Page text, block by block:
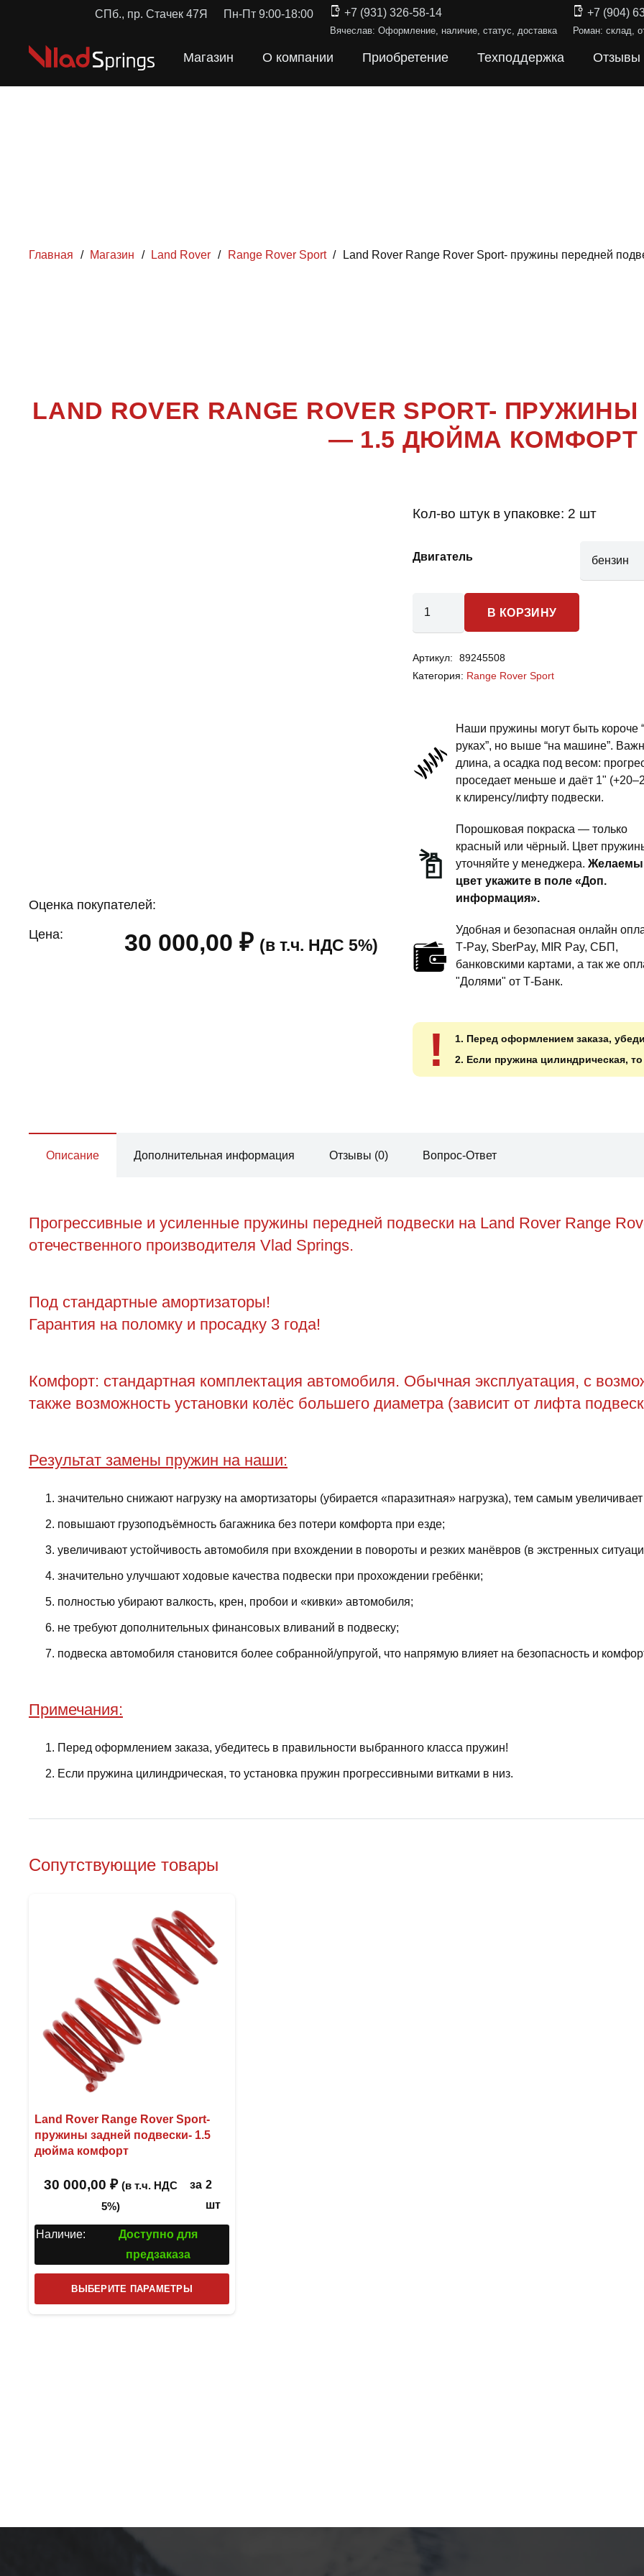
СПб., пр. Стачек 47Я Пн-Пт 9:00-18:00 +7 (931) 326-58-14
Вячеслав: Оформление, наличие, статус, доставка
+7 (904)
Роман: склад,
Магазин О компании Приобретение Техподдержка Отзывы
Главная / Магазин / Land Rover / Range Rover Sport / Land Rover Range Rover Sport- пружины передней
RANGE ROVER
LAND ROVER RANGE ROVER SPORT-
— 1.5 ДЮЙМА КОМФОРТ
Оценка покупателей:
Цена: 30 000,00₽ (в т.ч. НДС 5%)
Кол-во штук в упаковке: 2 шт
Двигатель
Rover
Range
пружины
передней
подвески
комфорт
В КОРЗИНУ
Артикул:
89245508
Категория: Range Rover Sport
Наши пружины могут быть короче
руках”, но выше “на машине”.
длина, а осадка под весом:
проседает меньше и даёт 1"
к клиренсу/лифту подвески.
Порошковая покраска — только
красный или чёрный. Цвет
уточняйте у менеджера.
цвет укажите в поле «Доп.
информация».
Удобная и безопасная онлайн
T‑Pay, SberPay, MIR Pay, СБП,
банковскими картами, а так же
"Долями" от Т-Банк.
!
1. Перед оформлением заказа,
2. Если пружина цилиндрическая,
Описание Дополнительная информация Отзывы (0) Вопрос-Ответ
Прогрессивные и усиленные пружины передней подвески на Land Rover Range
отечественного производителя Vlad Springs.
Под стандартные амортизаторы!
Гарантия на поломку и просадку 3 года!
Комфорт: стандартная комплектация автомобиля. Обычная эксплуатация, с
также возможность установки колёс большего диаметра (зависит от лифта
Результат замены пружин на наши:
значительно снижают нагрузку на амортизаторы (убирается «паразитная» нагрузка), тем самым
повышают грузоподъёмность багажника без потери комфорта при езде;
увеличивают устойчивость автомобиля при вхождении в повороты и резких манёвров (в экстренных
значительно улучшают ходовые качества подвески при прохождении гребёнки;
полностью убирают валкость, крен, пробои и «кивки» автомобиля;
не требуют дополнительных финансовых вливаний в подвеску;
подвеска автомобиля становится более собранной/упругой, что напрямую влияет на безопасность и
Примечания:
Перед оформлением заказа, убедитесь в правильности выбранного класса пружин!
Если пружина цилиндрическая, то установка пружин прогрессивными витками в низ.
Сопутствующие товары
Land Rover Range Rover Sport-
пружины задней подвески- 1.5
дюйма комфорт
30 000,00 ₽ (в т.ч. НДС
5%)
за 2
шт
Наличие:
Доступно для
предзаказа
ВЫБЕРИТЕ ПАРАМЕТРЫ
товар